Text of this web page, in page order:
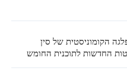
הקומוניסטית של סין
החדשות לתוכנית החומש